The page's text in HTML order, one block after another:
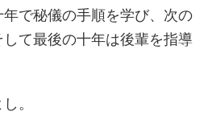
で秘儀の手順を学び、次の
て最後の十年は後輩を指導
。